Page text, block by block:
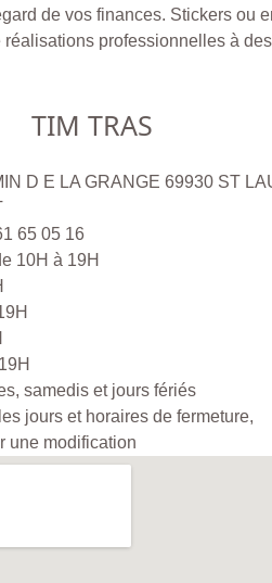
de vos finances. Stickers ou
réalisations professionnelles à
TIM TRAS
D E LA GRANGE 69930 ST
65 05 16
10H à 19H
samedis et jours fériés
jours et horaires de fermeture,
une modification